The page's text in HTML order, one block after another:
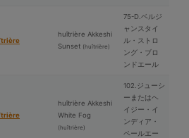
huîtrière Akkeshi
Sunset (huîtrière)
75-D.ベルジ
ャンスタイ
ル・ストロ
ング・ブロ
ンドエール
huîtrière Akkeshi
White Fog
(huîtrière)
102.ジューシ
ーまたはヘ
イジー・イ
ンディア・
ペールエー